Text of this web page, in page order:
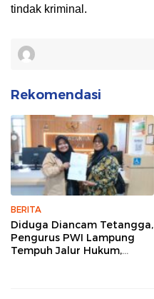
tindak kriminal.
Rekomendasi
BERITA
Diduga Diancam Tetangga,
Pengurus PWI Lampung
Tempuh Jalur Hukum,